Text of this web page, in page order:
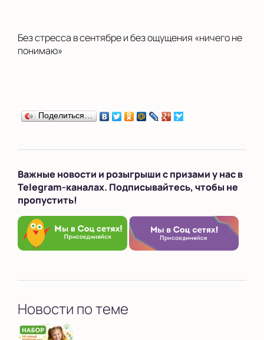
Без стресса в сентябре и без ощущения «ничего не
понимаю»
Поделиться…
Важные новости и розыгрыши с призами у нас в
Telegram-каналах. Подписывайтесь, чтобы не
пропустить!
Новости по теме